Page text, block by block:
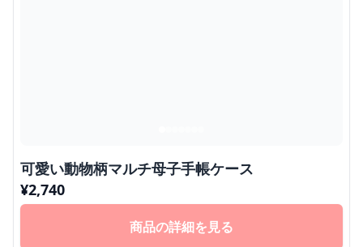
可愛い動物柄マルチ母子手帳ケース
¥2,740
商品の詳細を見る